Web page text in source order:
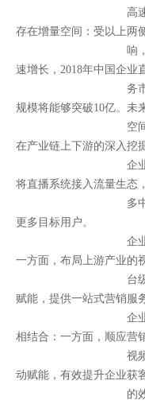
高速发展过后，
存在增量空间： 受以上两
响，2016年开始
速增长，2018年中国企业
务市场规模达到
规模将能够突破10亿。未
空间主要来源于
在产业链上下游的深入挖
企业直播服务
将直播系统接入流量生态
多中小企业客户
更多目标用户。
企业直播服务商
一方面，布局上游产业的
台级服务，另一
赋能，提供一站式营销服
企业直播的应用
相结合： 一方面，顺应营
视频化的趋势，
动赋能，有效提升企业获
的效率；另一方